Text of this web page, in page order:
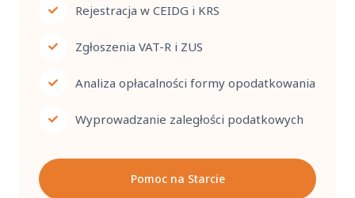
Rejestracja w CEIDG i KRS
Zgłoszenia VAT-R i ZUS
Analiza opłacalności formy opodatkowania
Wyprowadzanie zaległości podatkowych
Pomoc na Starcie